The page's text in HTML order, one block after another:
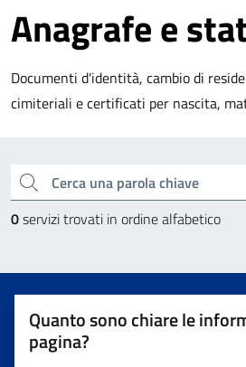
Anagrafe e
Documenti d'identità, cambio di
cimiteriali e certificati per nascita,
Cerca una parola chiave
0servizi trovati in ordine alfabetico
Quanto sono chiare le
pagina?